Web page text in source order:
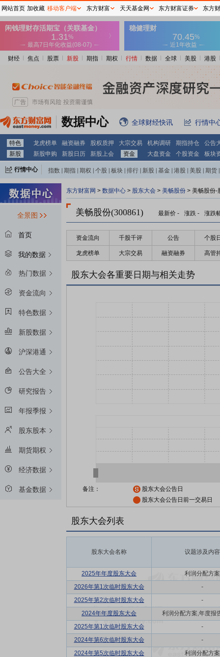
财经 焦点 股票 新股 期指 期权 行情 数据 全球 美股 港股
数据中心 全球财经快讯 行情中
特色 龙虎榜单 融资融券 股权质押 大宗交易 机构调研 期指持仓
公告
新股
新股申购 新股日历 新股上会 资金 大盘资金 个股资金 板块
行情中心 指数 期指 期权 个股 板块 排行 新股 基金 港股 美股 期货
全景图
首页
我的数据
热门数据
资金流向
特色数据
新股数据
沪深港通
公告大全
研究报告
年报季报
股东股本
期货期权
经济数据
基金数据
东方财富网 > 数据中心 > 股东大会 > 美畅股份 > 美畅股份-
美畅股份(300861) 最新价 - 涨跌 - 涨跌
资金流向 千股千评 公告 个股
龙虎榜单 大宗交易 融资融券 高管
股东大会各重要日期与相关走势
备注：
股东大会公告日
股东大会公告日前一交易日
股东大会列表
股东大会名称 议题涉及内容
2025年年度股东大会
利润分配方案
2026年第1次临时股东大会
-
2025年第2次临时股东大会
-
2024年年度股东大会
利润分配方案,年度报
2025年第1次临时股东大会
-
2024年第6次临时股东大会
-
2024年第5次临时股东大会
利润分配方案
网站首页 加收藏 移动客户端 东方财富 天天基金网 东方财富证券 东方